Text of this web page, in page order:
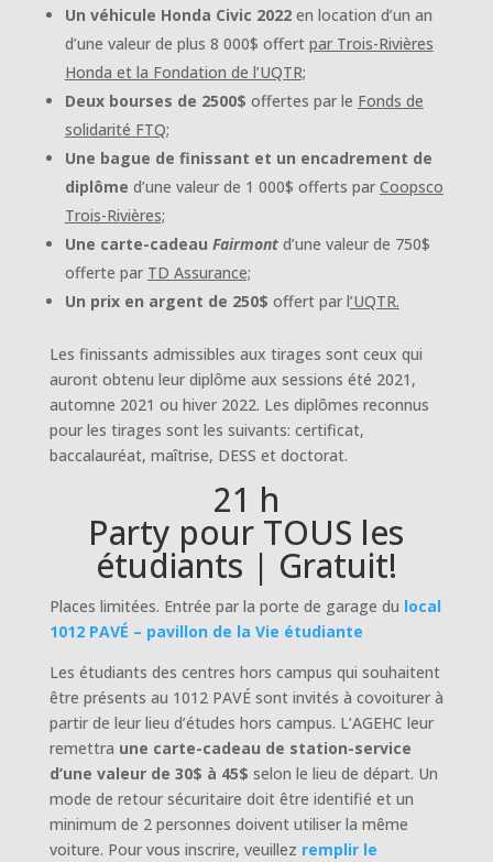
Un véhicule Honda Civic 2022en location d’un an
d’une valeur de plus 8 000$ offert par Trois-Rivières
Honda et la Fondation de l’UQTR;
Deux bourses de 2500$ offertes par le Fonds de
solidarité FTQ;
Une bague de finissant et un encadrement de
diplôme d’une valeur de 1 000$ offerts par Coopsco
Trois-Rivières;
Une carte-cadeau Fairmontd’une valeur de 750$
offerte par TD Assurance;
Un prix en argent de 250$ offert par l’UQTR.
Les finissants admissibles aux tirages sont ceux qui
auront obtenu leur diplôme aux sessions été 2021,
automne 2021 ou hiver 2022. Les diplômes reconnus
pour les tirages sont les suivants: certificat,
baccalauréat, maîtrise, DESS et doctorat.
21 h
Party pour TOUS les
étudiants | Gratuit!
Places limitées. Entrée par la porte de garage du local
1012 PAVÉ – pavillon de la Vie étudiante
Les étudiants des centres hors campus qui souhaitent
être présents au 1012 PAVÉ sont invités à covoiturer à
partir de leur lieu d’études hors campus. L’AGEHC leur
remettra une carte-cadeau de station-service
d’une valeur de 30$ à 45$ selon le lieu de départ. Un
mode de retour sécuritaire doit être identifié et un
minimum de 2 personnes doivent utiliser la même
voiture. Pour vous inscrire, veuillez remplir le